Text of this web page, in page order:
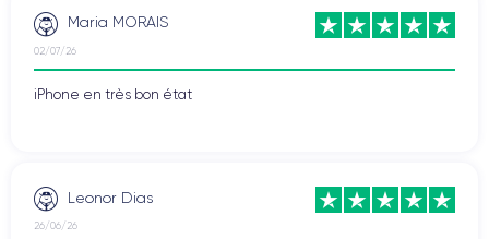
Maria MORAIS
02/07/26
iPhone en très bon état
Leonor Dias
26/06/26